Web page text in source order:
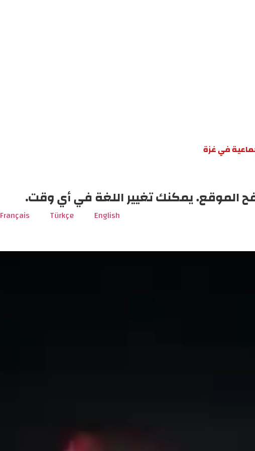
في غزة
الموقع. يمكنك تغيير اللغة في أي وقت.
English
Türkçe
Français